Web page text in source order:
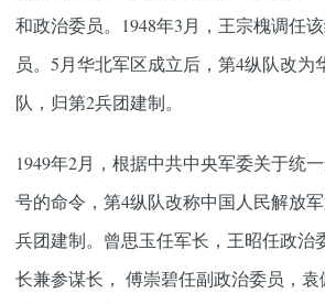
和政治委员。1948年3月，王宗槐调任
员。5月华北军区成立后，第4纵队改为
队，归第2兵团建制。
1949年2月，根据中共中央军委关于统
号的命令，第4纵队改称中国人民解放
兵团建制。曾思玉任军长，王昭任政治
长兼参谋长， 傅崇碧任副政治委员，袁